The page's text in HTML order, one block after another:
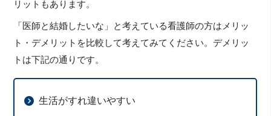
リットもあります。
「医師と結婚したいな」と考えている看護師の方はメリッ
ト・デメリットを比較して考えてみてください。デメリッ
トは下記の通りです。
生活がすれ違いやすい